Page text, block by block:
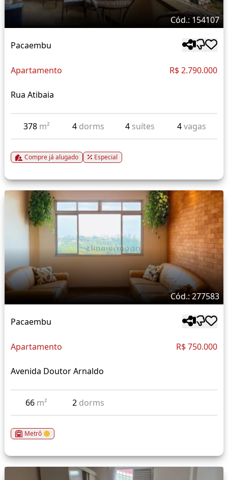
Cód.: 154107
Pacaembu
Apartamento R$ 2.790.000
Rua Atibaia
378 m² 4 dorms 4 suítes 4vagas
Compre já alugado Especial
Cód.: 277583
Pacaembu
Apartamento R$ 750.000
Avenida Doutor Arnaldo
66 m² 2 dorms
Metrô